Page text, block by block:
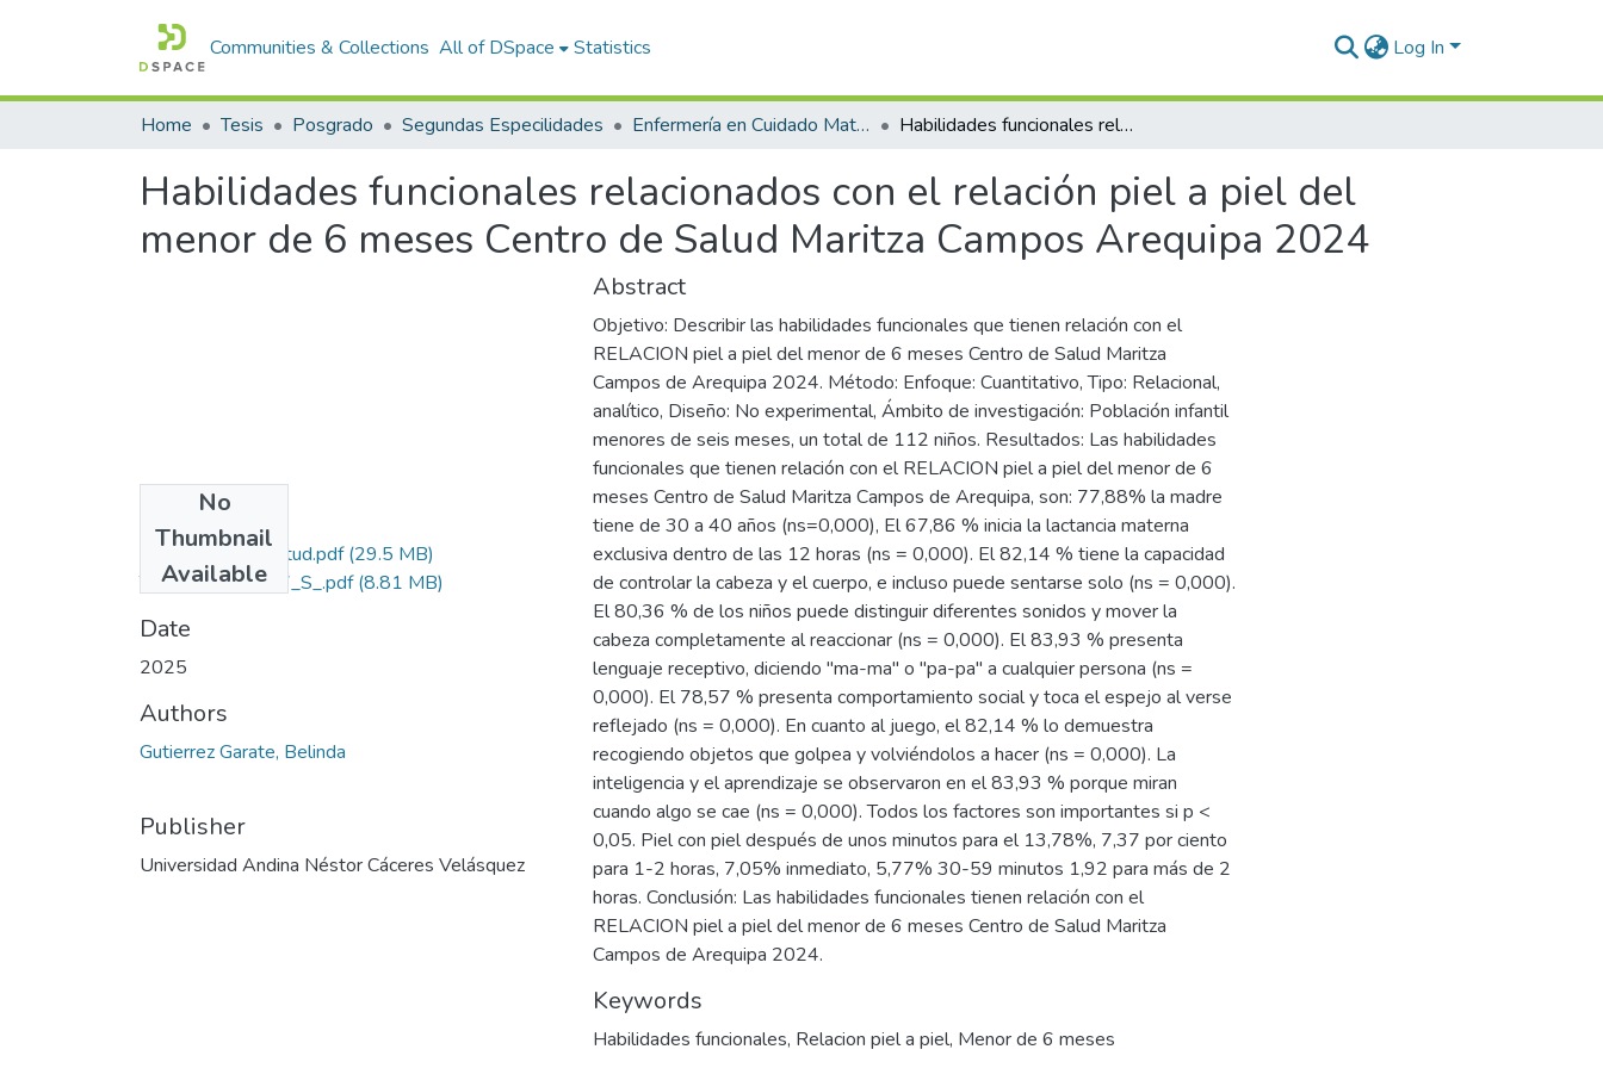
Communities & Collections All of DSpace Statistics Log In
Home Tesis Posgrado Segundas Especilidades Enfermería en Cuidado Materno Infantil con Mención en Crecimiento y Desarrollo Habilidades funcionales relacionados con el relación piel a piel del menor de 6 meses Centro de Salud Maritza Campos Arequipa 2024
Habilidades funcionales relacionados con el relación piel a piel del
menor de 6 meses Centro de Salud Maritza Campos Arequipa 2024
No
Thumbnail
Available
Grado de Similitud.pdf(29.5 MB)
T036_44000917_S_.pdf(8.81 MB)
Date
2025
Authors
Gutierrez Garate, Belinda
Publisher
Universidad Andina Néstor Cáceres Velásquez
Abstract
Objetivo: Describir las habilidades funcionales que tienen relación con el
RELACION piel a piel del menor de 6 meses Centro de Salud Maritza
Campos de Arequipa 2024. Método: Enfoque: Cuantitativo, Tipo: Relacional,
analítico, Diseño: No experimental, Ámbito de investigación: Población infantil
menores de seis meses, un total de 112 niños. Resultados: Las habilidades
funcionales que tienen relación con el RELACION piel a piel del menor de 6
meses Centro de Salud Maritza Campos de Arequipa, son: 77,88% la madre
tiene de 30 a 40 años (ns=0,000), El 67,86 % inicia la lactancia materna
exclusiva dentro de las 12 horas (ns = 0,000). El 82,14 % tiene la capacidad
de controlar la cabeza y el cuerpo, e incluso puede sentarse solo (ns = 0,000).
El 80,36 % de los niños puede distinguir diferentes sonidos y mover la
cabeza completamente al reaccionar (ns = 0,000). El 83,93 % presenta
lenguaje receptivo, diciendo "ma-ma" o "pa-pa" a cualquier persona (ns =
0,000). El 78,57 % presenta comportamiento social y toca el espejo al verse
reflejado (ns = 0,000). En cuanto al juego, el 82,14 % lo demuestra
recogiendo objetos que golpea y volviéndolos a hacer (ns = 0,000). La
inteligencia y el aprendizaje se observaron en el 83,93 % porque miran
cuando algo se cae (ns = 0,000). Todos los factores son importantes si p <
0,05. Piel con piel después de unos minutos para el 13,78%, 7,37 por ciento
para 1-2 horas, 7,05% inmediato, 5,77% 30-59 minutos 1,92 para más de 2
horas. Conclusión: Las habilidades funcionales tienen relación con el
RELACION piel a piel del menor de 6 meses Centro de Salud Maritza
Campos de Arequipa 2024.
Keywords
Habilidades funcionales, Relacion piel a piel, Menor de 6 meses